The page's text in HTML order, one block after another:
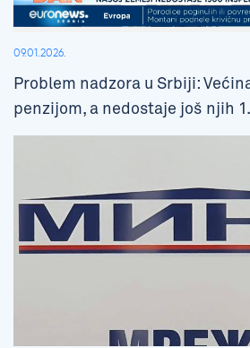
09.01.2026.
Problem nadzora u Srbiji:
penzijom, a nedostaje još njih